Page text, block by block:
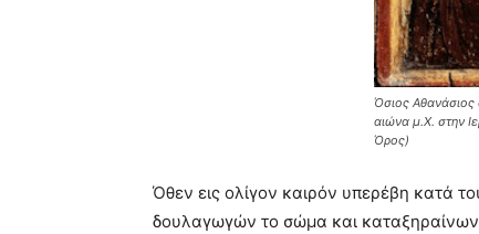
Όσιος Αθανάσιος
αιώνα μ.Χ. στην
Όρος)
Όθεν εις ολίγον καιρόν υπερέβη κατά
δουλαγωγών το σώμα και